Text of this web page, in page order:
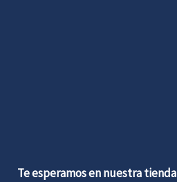
Te esperamos en nuestra tienda